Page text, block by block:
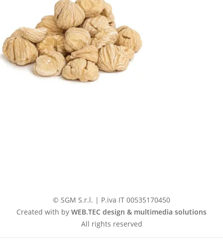
© SGM S.r.l. | P.iva IT 00535170450
Created with by WEB.TEC design & multimedia solutions
All rights reserved